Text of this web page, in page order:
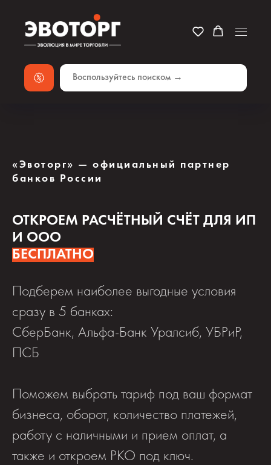
«Эвоторг» — официальный партнер
банков России
ОТКРОЕМ РАСЧЁТНЫЙ СЧЁТ ДЛЯ ИП
И ООО
БЕСПЛАТНО
Подберем наиболее выгодные условия
сразу в 5 банках:
СберБанк, Альфа-Банк Уралсиб, УБРиР,
ПСБ
Поможем выбрать тариф под ваш формат
бизнеса, оборот, количество платежей,
работу с наличными и прием оплат, а
также и откроем РКО под ключ.